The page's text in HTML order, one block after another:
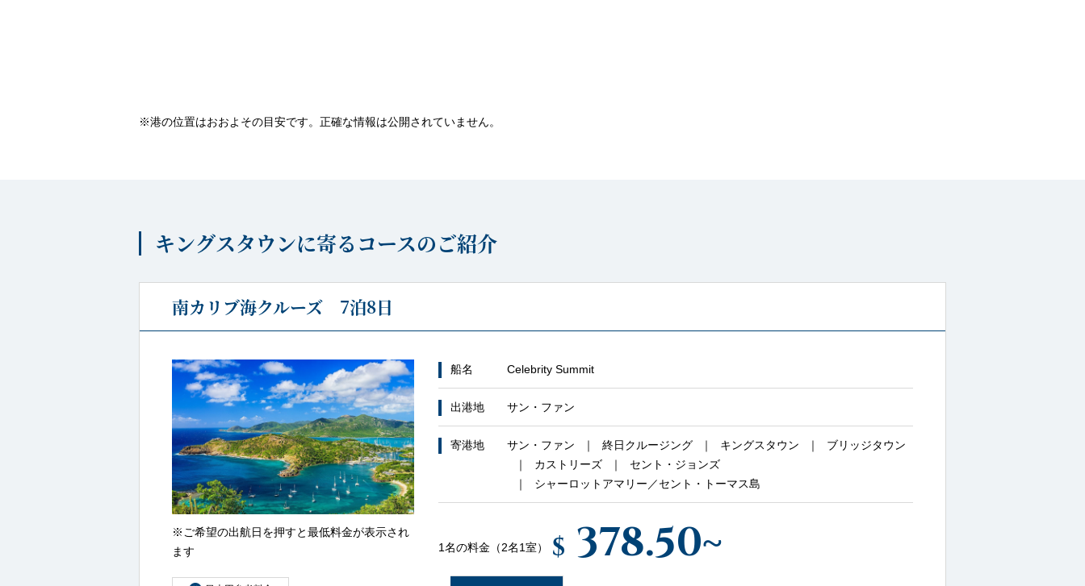
※港の位置はおおよその目安です。正確な情報は公開されていません。
キングスタウンに寄るコースのご紹介
南カリブ海クルーズ 7泊8日
船名 Celebrity Summit
出港地 サン・ファン
寄港地 サン・ファン 終日クルージング キングスタウン
ブリッジタウン
カストリーズ
セント・ジョンズ
シャーロットアマリー／セント・トーマス島
1名の料金（2名1室） $ 378.50~
※ご希望の出航日を押すと最低料金が表示され
ます